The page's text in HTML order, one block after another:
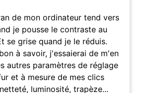
de mon ordinateur tend vers
je pousse le contraste au
se grise quand je le réduis.
à savoir, j'essaierai de m'en
autres paramètres de réglage
et à mesure de mes clics
luminosité, trapèze...